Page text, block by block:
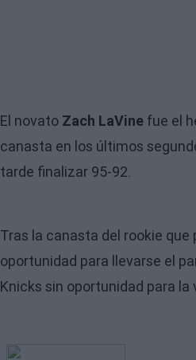
El novato Zach LaVine fue el
canasta en los últimos
tarde finalizar 95-92.
Tras la canasta del rookie que
oportunidad para llevarse el
Knicks sin oportunidad para la